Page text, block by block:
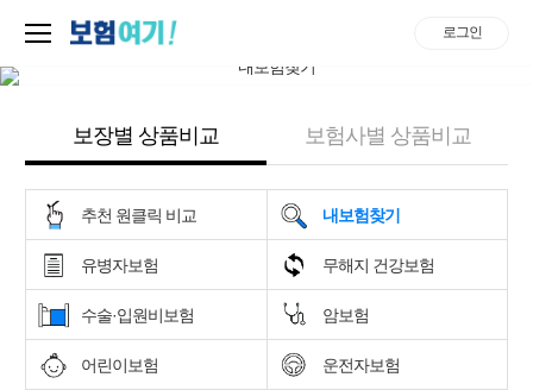
로그인
보장별 상품비교 보험사별 상품비교
추천 원클릭 비교 내보험찾기
유병자보험 무해지 건강보험
수술·입원비보험 암보험
어린이보험 운전자보험